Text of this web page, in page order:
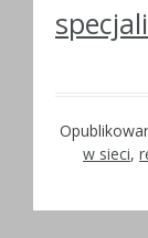
w sieci,